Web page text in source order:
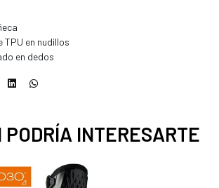
TPU en nudillos
en dedos
PODRÍA INTERESARTE